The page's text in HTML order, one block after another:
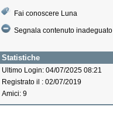
Fai conoscere Luna
Segnala contenuto inadeguato
Statistiche
Ultimo Login: 04/07/2025 08:21
Registrato il : 02/07/2019
Amici: 9